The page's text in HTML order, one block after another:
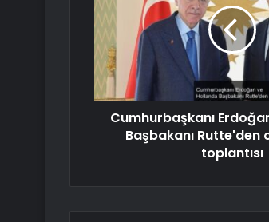
Cumhurbaşkanı
Başbakanı Rutte'den
toplantısı